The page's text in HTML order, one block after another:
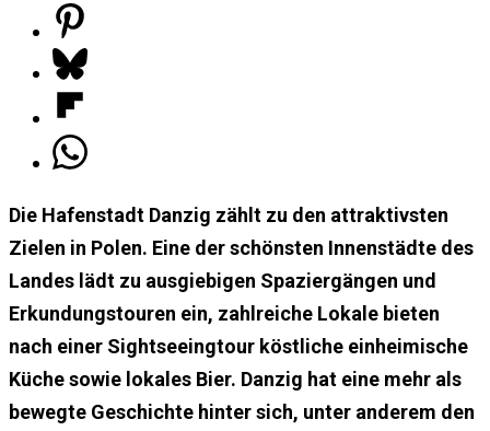
Die Hafenstadt Danzig zählt zu den attraktivsten
Zielen in Polen. Eine der schönsten Innenstädte des
Landes lädt zu ausgiebigen Spaziergängen und
Erkundungstouren ein, zahlreiche Lokale bieten
nach einer Sightseeingtour köstliche einheimische
Küche sowie lokales Bier. Danzig hat eine mehr als
bewegte Geschichte hinter sich, unter anderem den